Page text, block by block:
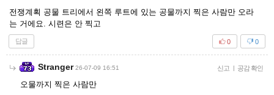
전쟁계획 공물 트리에서 왼쪽 루트에 있는 공물까지 찍은 사람만 오라
는 거에요. 시련은 안 찍고
답글 0
0
Stranger 26-07-09 16:51 신고 | 공감 확인
오물까지 찍은 사람만